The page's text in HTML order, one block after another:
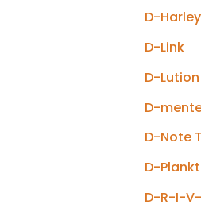
D-Harley
D-Link
D-Lution
D-
D-Note
D-
D-R-I-